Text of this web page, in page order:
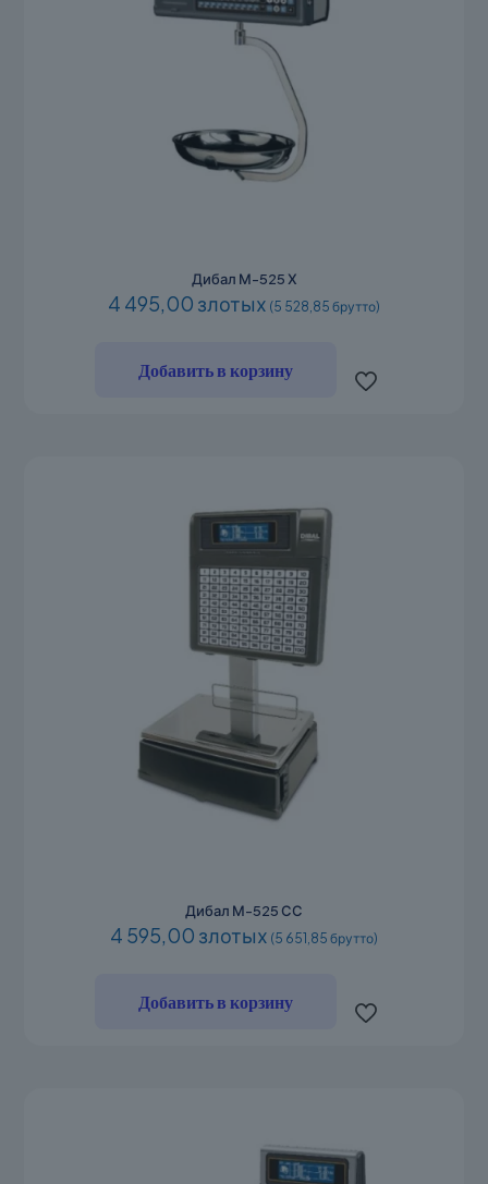
Дибал М-525 Х
4 495,00 злотых (5 528,85 брутто)
Добавить в корзину
Дибал М-525 СС
4 595,00 злотых (5 651,85 брутто)
Добавить в корзину